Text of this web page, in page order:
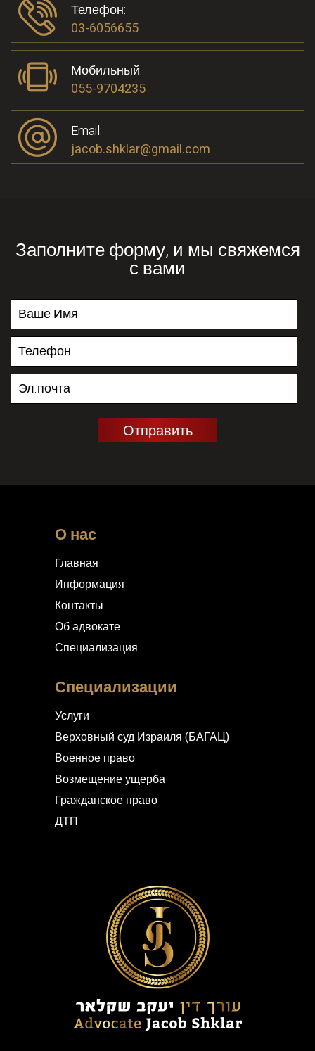
Телефон:
03-6056655
Мобильный:
055-9704235
Email:
jacob.shklar@gmail.com
Заполните форму, и мы свяжемся
с вами
О нас
Главная
Информация
Контакты
Об адвокате
Специализация
Специализации
Услуги
Верховный суд Израиля (БАГАЦ)
Военное право
Возмещение ущерба
Гражданское право
ДТП